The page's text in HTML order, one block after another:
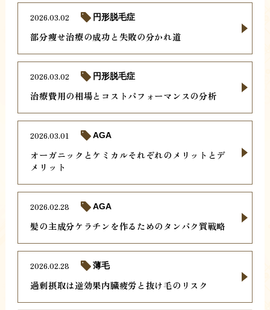
部分痩せ治療の成功と失敗の分かれ道
2026.03.02 円形脱毛症
治療費用の相場とコストパフォーマンスの分析
2026.03.02 円形脱毛症
オーガニックとケミカルそれぞれのメリットとデ
メリット
2026.03.01 AGA
髪の主成分ケラチンを作るためのタンパク質戦略
2026.02.28 AGA
過剰摂取は逆効果内臓疲労と抜け毛のリスク
2026.02.28 薄毛